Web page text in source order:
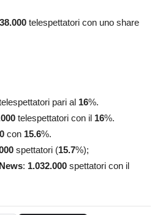
telespettatori con uno share
pari al 16%.
telespettatori con il 16%.
con 15.6%.
spettatori (15.7%);
: 1.032.000 spettatori con il